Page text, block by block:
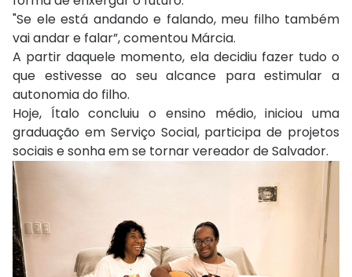
"Se ele está andando e falando, meu filho também
vai andar e falar”, comentou Márcia.
A partir daquele momento, ela decidiu fazer tudo o
que estivesse ao seu alcance para estimular a
autonomia do filho.
Hoje, Ítalo concluiu o ensino médio, iniciou uma
graduação em Serviço Social, participa de projetos
sociais e sonha em se tornar vereador de Salvador.